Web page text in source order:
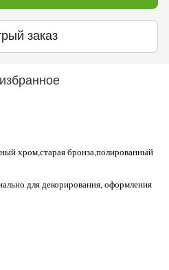
заказ
хром,старая бронза,полированный
для декорирования, оформления